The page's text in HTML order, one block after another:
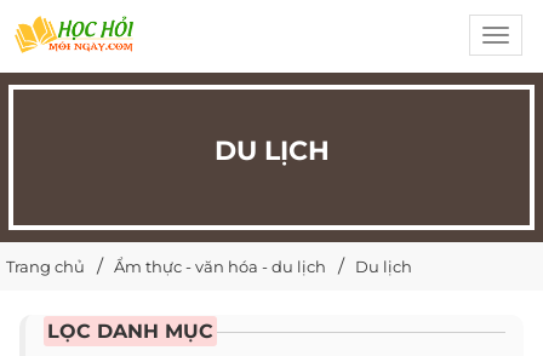
DU LỊCH
Trang chủ Ẩm thực - văn hóa - du lịch Du lịch
LỌC DANH MỤC